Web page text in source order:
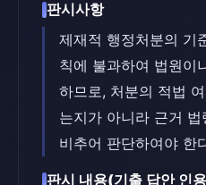
판시사항
제재적 행정처분의 기
칙에 불과하여 법원이
하므로, 처분의 적법
는지가 아니라 근거
비추어 판단하여야 한
판시 내용(기출 답안 인